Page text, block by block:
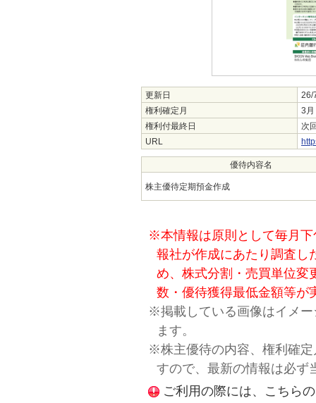
更新日
26/
権利確定月
3月
権利付最終日
次
URL
優待内容名
株主優待定期預金作成
※本情報は原則として毎月
報社が作成にあたり調査し
め、株式分割・売買単位変
数・優待獲得最低金額等が
※掲載している画像はイメ
ます。
※株主優待の内容、権利確
すので、最新の情報は必ず
ご利用の際には、こちら